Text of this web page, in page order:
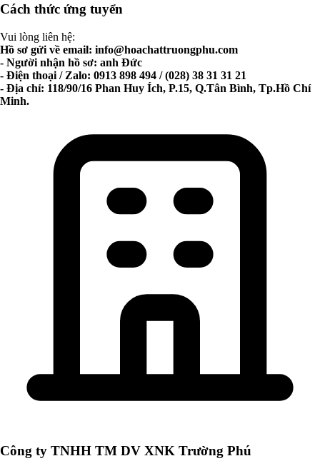
Cách thức ứng tuyển
Vui lòng liên hệ:
Hồ sơ gửi về email: info@hoachattruongphu.com
- Người nhận hồ sơ: anh Đức
- Điện thoại / Zalo: 0913 898 494 / (028) 38 31 31 21
- Địa chỉ: 118/90/16 Phan Huy Ích, P.15, Q.Tân Bình, Tp.Hồ Chí
Minh.
Công ty TNHH TM DV XNK Trường Phú